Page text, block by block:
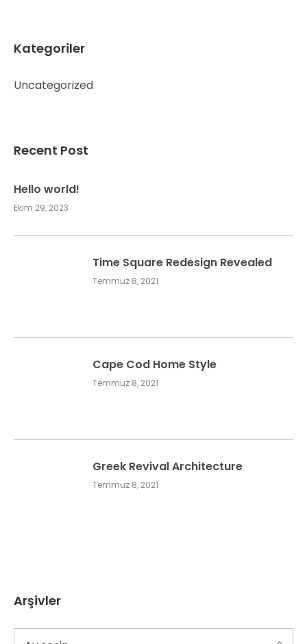
Kategoriler
Uncategorized
Recent Post
Hello world!
Ekim 29, 2023
Time Square Redesign Revealed
Temmuz 8, 2021
Cape Cod Home Style
Temmuz 8, 2021
Greek Revival Architecture
Temmuz 8, 2021
Arşivler